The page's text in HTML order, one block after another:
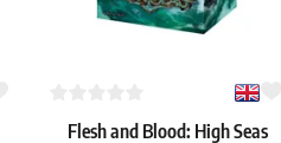
Flesh and Blood: High Seas